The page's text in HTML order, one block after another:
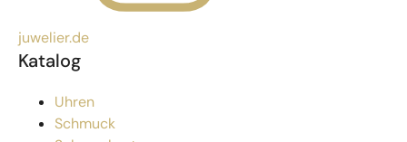
juwelier.de
Katalog
Uhren
Schmuck